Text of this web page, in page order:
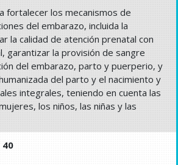
fortalecer los mecanismos de
del embarazo, incluida la
la calidad de atención prenatal con
garantizar la provisión de sangre
del embarazo, parto y puerperio, y
del parto y el nacimiento y
integrales, teniendo en cuenta las
los niños, las niñas y las